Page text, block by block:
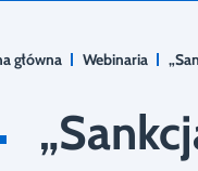
główna Webinaria